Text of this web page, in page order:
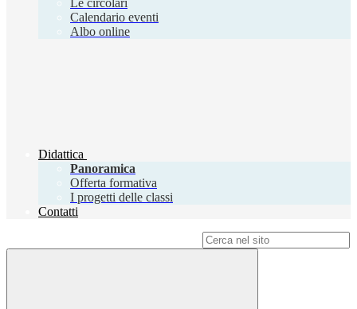
Le circolari
Calendario eventi
Albo online
Didattica
Panoramica
Offerta formativa
I progetti delle classi
Contatti